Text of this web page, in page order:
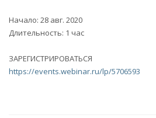
Начало: 28 авг. 2020
Длительность: 1 час
ЗАРЕГИСТРИРОВАТЬСЯ
https://events.webinar.ru/lp/5706593